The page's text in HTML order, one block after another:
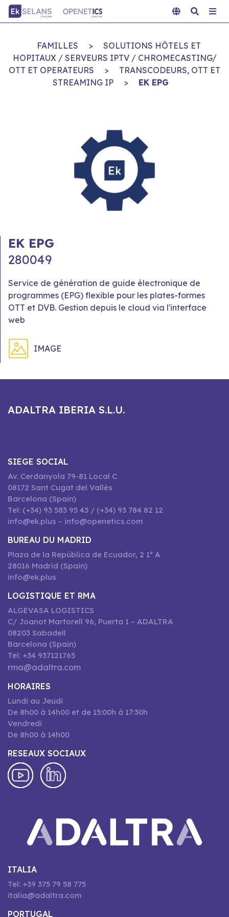
FAMILLES >
SOLUTIONS HÔTELS ET
HOPITAUX / SERVEURS IPTV / CHROMECASTING/
OTT ET OPERATEURS
>
TRANSCODEURS, OTT ET
STREAMING IP
> EK EPG
EK EPG
280049
Service de génération de guide électronique de
programmes (EPG) flexible pour les plates-formes
OTT et DVB. Gestion depuis le cloud via l'interface
web
IMAGE
ADALTRA IBERIA S.L.U.
SIEGE SOCIAL
Av. Cerdanyola 79-81 Local C
08172 Sant Cugat del Vallès
Barcelona (Spain)
Tel: (+34) 93 583 95 43 / (+34) 93 784 82 12
info@ek.plus – info@openetics.com
BUREAU DU MADRID
Plaza de la República de Ecuador, 2 1º A
28016 Madrid (Spain)
info@ek.plus
LOGISTIQUE ET RMA
ALGEVASA LOGISTICS
C/ Joanot Martorell 96, Puerta 1 – ADALTRA
08203 Sabadell
Barcelona (Spain)
Tel: +34 937121765
rma@adaltra.com
HORAIRES
Lundi au Jeudi
De 8h00 à 14h00 et de 15:00h à 17:30h
Vendredi
De 8h00 à 14h00
RESEAUX SOCIAUX
ITALIA
Tel: +39 375 79 58 775
italia@adaltra.com
PORTUGAL